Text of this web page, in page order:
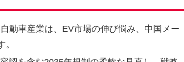
動車産業は、EV市場の伸び悩み、中国メー